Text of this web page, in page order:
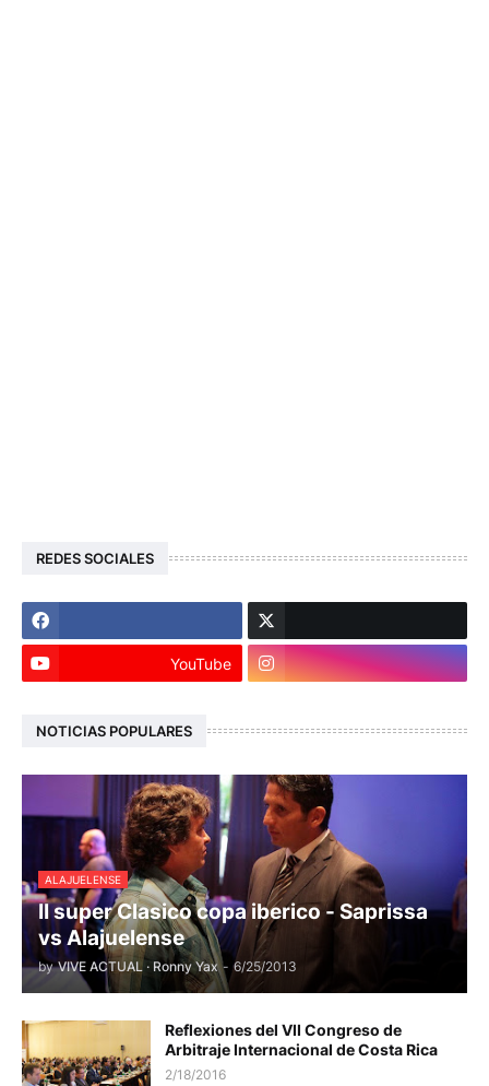
REDES SOCIALES
YouTube
NOTICIAS POPULARES
ALAJUELENSE
II super Clasico copa iberico - Saprissa
vs Alajuelense
by VIVE ACTUAL · Ronny Yax - 6/25/2013
Reflexiones del VII Congreso de
Arbitraje Internacional de Costa Rica
2/18/2016